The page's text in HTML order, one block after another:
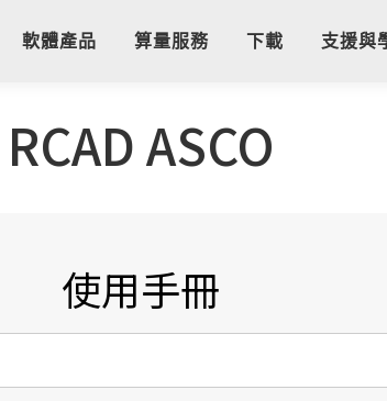
軟體產品 算量服務 下載 支援與
RCAD ASCO
使用手冊